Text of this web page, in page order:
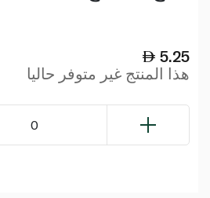
5.25
هذا المنتج غير متوفر حاليا
0